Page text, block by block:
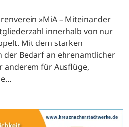
»MiA – Miteinander
innerhalb von nur
Mit dem starken
der Bedarf an ehrenamtlicher
anderem für Ausflüge,